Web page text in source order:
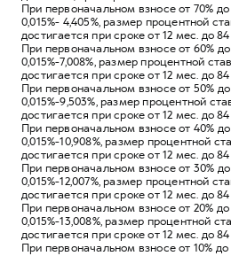
При первоначальном взносе от 70%
0,015%- 4,405%, размер процентной
достигается при сроке от 12 мес. до
При первоначальном взносе от 60%
0,015%-7,008%, размер процентной
достигается при сроке от 12 мес. до
При первоначальном взносе от 50%
0,015%-9,503%, размер процентной
достигается при сроке от 12 мес. до
При первоначальном взносе от 40%
0,015%-10,908%, размер процентной
достигается при сроке от 12 мес. до
При первоначальном взносе от 30%
0,015%-12,007%, размер процентной
достигается при сроке от 12 мес. до
При первоначальном взносе от 20%
0,015%-13,008%, размер процентной
достигается при сроке от 12 мес. до
При первоначальном взносе от 10%